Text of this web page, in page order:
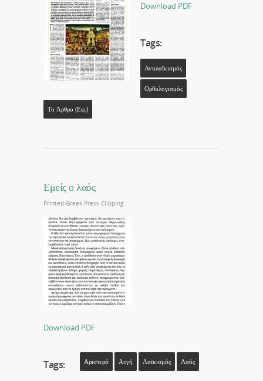
Download PDF
Tags:
Αντιλαϊκισμός
Ορθολογισμός
Το Άρθρο (εφ.)
Εμείς ο λαός
Printed Greek Press Clipping
Download PDF
Tags: Αριστερά Αυγή Λαϊκισμός Λαός